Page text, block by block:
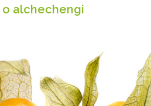
alchechengi